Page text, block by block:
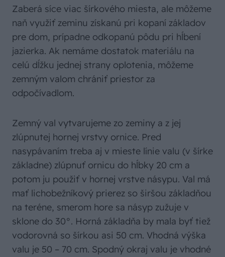
Zaberá síce viac šírkového miesta, ale môžeme
naň využiť zeminu získanú pri kopaní základov
pre dom, prípadne odkopanú pôdu pri hĺbení
jazierka. Ak nemáme dostatok materiálu na
celú dĺžku jednej strany oplotenia, môžeme
zemným valom chrániť priestor za
odpočívadlom.
Zemný val vytvarujeme zo zeminy a z jej
zlúpnutej hornej vrstvy ornice. Pred
nasypávaním treba aj v mieste línie valu (v šírke
základne) zlúpnuť ornicu do hĺbky 20 cm a
potom ju použiť v hornej vrstve násypu. Val má
mať lichobežníkový prierez so širšou základňou
na teréne, smerom hore sa násyp zužuje v
sklone do 30°. Horná základňa by mala byť tiež
vodorovná so šírkou asi 50 cm. Vhodná výška
valu je 50 – 70 cm. Spodný okraj valu je vhodné